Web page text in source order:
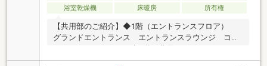
浴室乾燥機
床暖房 所有権
【共用部のご紹介】◆1階（エントランスフロア）
グランドエントランス エントランスラウンジ コン
ニティラウンジ ライブラリーラウンジ スタディル